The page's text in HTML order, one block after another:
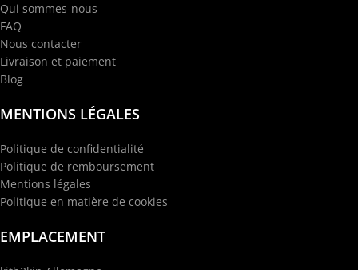
Qui sommes-nous
FAQ
Nous contacter
Livraison et paiement
Blog
MENTIONS LÉGALES
Politique de confidentialité
Politique de remboursement
Mentions légales
Politique en matière de cookies
EMPLACEMENT